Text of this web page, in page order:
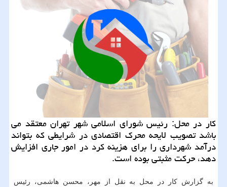
كار در محل: رئیس شورای اسلامی شهر تهران معتقد می
باشد تصویب لایحه محرك اقتصادی در شرایطی كه بتواند
درآمد شهرداری را برای هزینه كرد در امور جاری افزایش
دهد، حركت مثبتی بوده است.
به گزارش کار در محل به نقل از مهر، محسن هاشمی، رئیس